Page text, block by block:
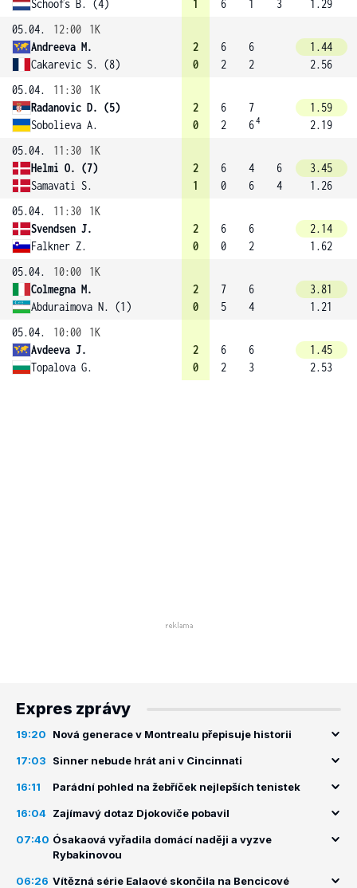
Schoofs B. (4) 1 6 1 3
1.29
05.04.
12:00
1K
Andreeva M.
Cakarevic S. (8)
2
0
6
2
6
2
1.44
2.56
05.04.
11:30
1K
Radanovic D. (5)
Sobolieva A.
2
0
6
2
7
64
1.59
2.19
05.04.
11:30
1K
Helmi O. (7)
Samavati S.
2
1
6
0
4
6
6
4
3.45
1.26
05.04.
11:30
1K
Svendsen J.
Falkner Z.
2
0
6
0
6
2
2.14
1.62
05.04.
10:00
1K
Colmegna M.
Abduraimova N. (1)
2
0
7
5
6
4
3.81
1.21
05.04.
10:00
1K
Avdeeva J.
Topalova G.
2
0
6
2
6
3
1.45
2.53
Expres zprávy
19:20 Nová generace v Montrealu přepisuje historii
17:03 Sinner nebude hrát ani v Cincinnati
16:11 Parádní pohled na žebříček nejlepších tenistek
16:04 Zajímavý dotaz Djokoviče pobavil
07:40 Ósakaová vyřadila domácí naději a vyzve
Rybakinovou
06:26 Vítězná série Ealaové skončila na Bencicové